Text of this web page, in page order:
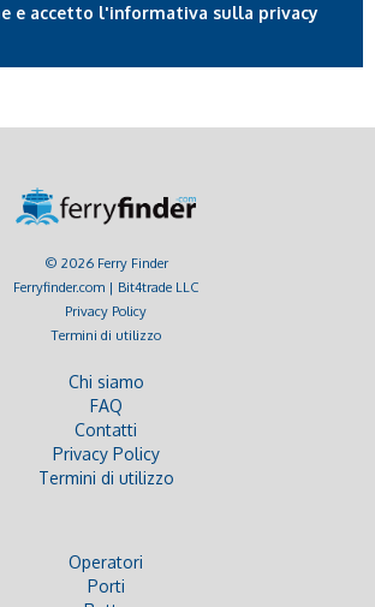
e accetto l'informativa sulla privacy
© 2026 Ferry Finder
Ferryfinder.com | Bit4trade LLC
Privacy Policy
Termini di utilizzo
Chi siamo
FAQ
Contatti
Privacy Policy
Termini di utilizzo
Operatori
Porti